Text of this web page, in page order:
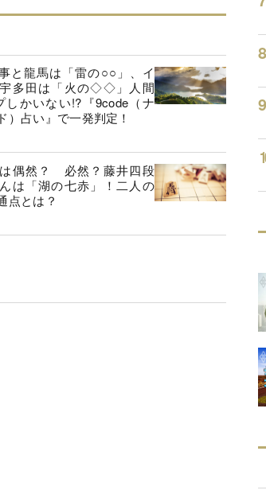
と龍馬は「雷の○○」、イ
多田は「火の◇◇」人間
しかいない!?『9code（ナ
）占い』で一発判定！
偶然？ 必然？藤井四段
は「湖の七赤」！二人の
点とは？